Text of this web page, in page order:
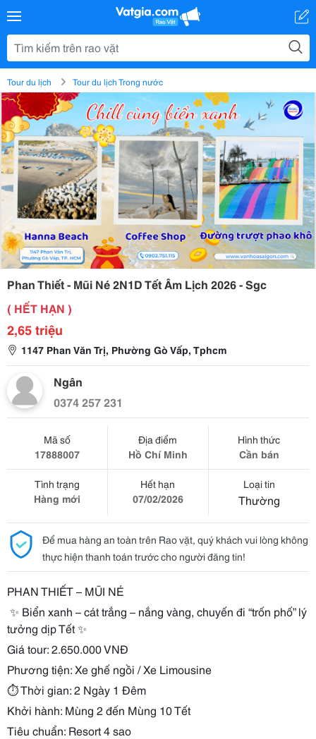
Tour du lịch Tour du lịch Trong nước
Phan Thiết - Mũi Né 2N1D Tết Âm Lịch 2026 - Sgc
( HẾT HẠN )
2,65 triệu
1147 Phan Văn Trị, Phường Gò Vấp, Tphcm
Ngân
0374 257 231
Mã số
17888007
Địa điểm
Hồ Chí Minh
Hình thức
Cần bán
Tình trạng
Hàng mới
Hết hạn
07/02/2026
Loại tin
Thường
Để mua hàng an toàn trên Rao vặt, quý khách vui lòng không
thực hiện thanh toán trước cho người đăng tin!
PHAN THIẾT – MŨI NÉ
✨ Biển xanh – cát trắng – nắng vàng, chuyến đi “trốn phố” lý
tưởng dịp Tết ✨
Giá tour: 2.650.000 VNĐ
Phương tiện: Xe ghế ngồi / Xe Limousine
⏱️ Thời gian: 2 Ngày 1 Đêm
Khởi hành: Mùng 2 đến Mùng 10 Tết
Tiêu chuẩn: Resort 4 sao